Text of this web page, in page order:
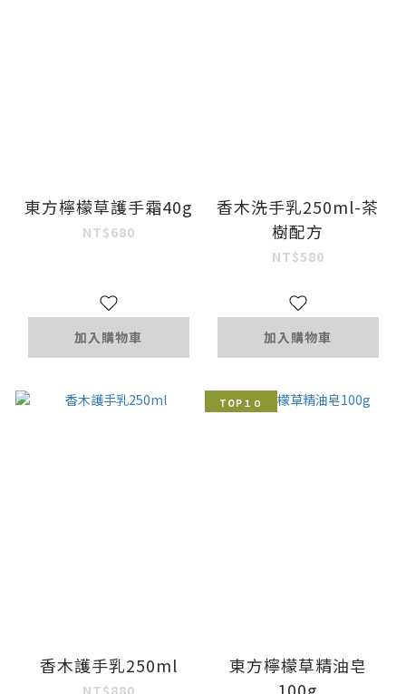
東方檸檬草護手霜40g
NT$680
加入購物車
香木洗手乳250ml-茶
樹配方
NT$580
加入購物車
香木護手乳250ml
TOP１０
東方檸檬草精油皂